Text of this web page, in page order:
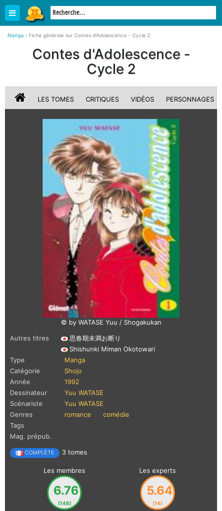
Manga › Fiche générale sur Contes d'Adolescence - Cycle 2
Contes d'Adolescence -
Cycle 2
LES TOMES CRITIQUES VIDÉOS PERSONNAGES
© by WATASE Yuu / Shogakukan
Autres titres
思春期未満お断り
Shishunki Miman Okotowari
Type
Manga
Catégorie
Shojo
Année
1992
Dessinateur
Yuu WATASE
Scénariste
Yuu WATASE
Genres
romance
comédie
Tags
Mag. prépub.
COMPLÈTE 3 tomes
Les membres
6.76
(148)
Les experts
5.64
(14)